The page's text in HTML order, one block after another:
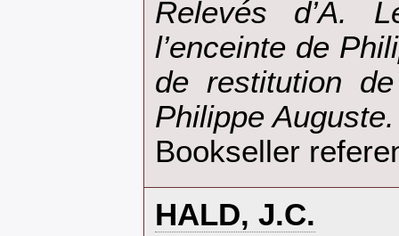
Relevés d’A.
l’enceinte de
de restitution
Philippe Auguste.‎
Bookseller
‎HALD, J.C.‎